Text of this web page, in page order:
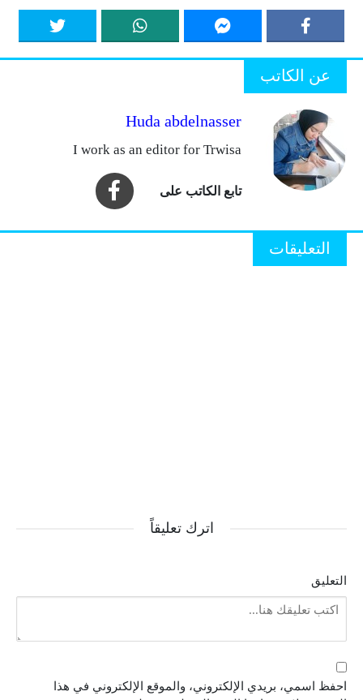
عن الكاتب
Huda abdelnasser
I work as an editor for Trwisa
التعليقات
اترك تعليقاً
التعليق
احفظ اسمي، بريدي الإلكتروني، والموقع الإلكتروني في هذا